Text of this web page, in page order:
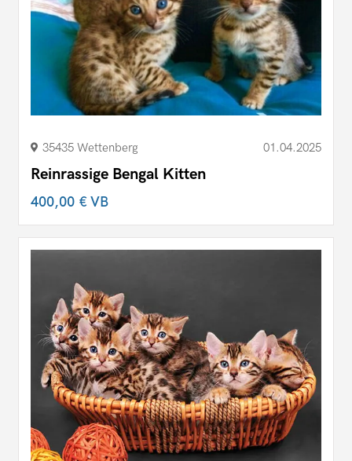
35435 Wettenberg 01.04.2025
Reinrassige Bengal Kitten
400,00 €VB